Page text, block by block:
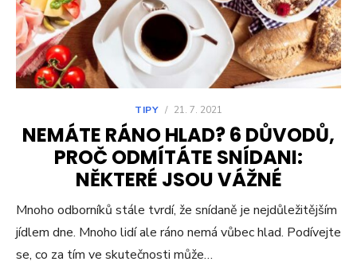
TIPY / 21. 7. 2021
NEMÁTE RÁNO HLAD? 6 DŮVODŮ,
PROČ ODMÍTÁTE SNÍDANI:
NĚKTERÉ JSOU VÁŽNÉ
Mnoho odborníků stále tvrdí, že snídaně je nejdůležitějším
jídlem dne. Mnoho lidí ale ráno nemá vůbec hlad. Podívejte
se, co za tím ve skutečnosti může…